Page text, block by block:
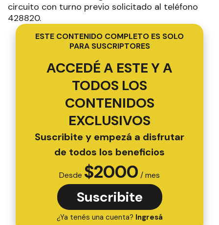
circuito con turno previo solicitado al teléfono
428820.
ESTE CONTENIDO COMPLETO ES SOLO
PARA SUSCRIPTORES
ACCEDÉ A ESTE Y A
TODOS LOS
CONTENIDOS
EXCLUSIVOS
Suscribite y empezá a disfrutar
de todos los beneficios
Desde $2000 / mes
Suscribite
¿Ya tenés una cuenta? Ingresá